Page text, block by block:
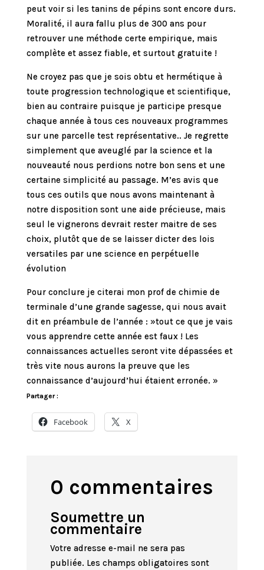
peut voir si les tanins de pépins sont encore durs.
Moralité, il aura fallu plus de 300 ans pour
retrouver une méthode certe empirique, mais
complète et assez fiable, et surtout gratuite !
Ne croyez pas que je sois obtu et hermétique à
toute progression technologique et scientifique,
bien au contraire puisque je participe presque
chaque année à tous ces nouveaux programmes
sur une parcelle test représentative.. Je regrette
simplement que aveuglé par la science et la
nouveauté nous perdions notre bon sens et une
certaine simplicité au passage. M’es avis que
tous ces outils que nous avons maintenant à
notre disposition sont une aide précieuse, mais
seul le vignerons devrait rester maitre de ses
choix, plutôt que de se laisser dicter des lois
versatiles par une science en perpétuelle
évolution
Pour conclure je citerai mon prof de chimie de
terminale d’une grande sagesse, qui nous avait
dit en préambule de l’année : »tout ce que je vais
vous apprendre cette année est faux ! Les
connaissances actuelles seront vite dépassées et
très vite nous aurons la preuve que les
connaissance d’aujourd’hui étaient erronée. »
Partager :
Facebook X
0 commentaires
Soumettre un
commentaire
Votre adresse e-mail ne sera pas
publiée. Les champs obligatoires sont